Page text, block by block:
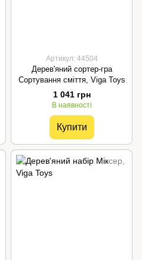
Артикул: 44504
Дерев'яний сортер-гра
Сортування сміття, Viga Toys
1 041 грн
В наявності
Купити